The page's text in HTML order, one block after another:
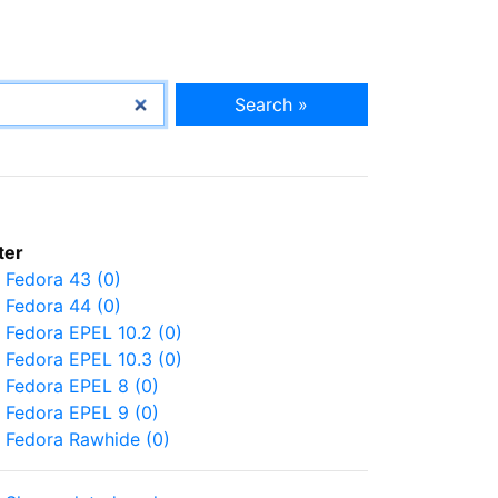
Search »
Fedora 43 (0)
Fedora 44 (0)
Fedora EPEL 10.2 (0)
Fedora EPEL 10.3 (0)
Fedora EPEL 8 (0)
Fedora EPEL 9 (0)
Fedora Rawhide (0)